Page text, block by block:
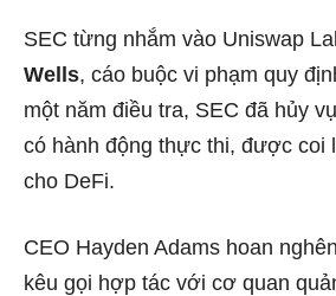
SEC từng nhắm vào Uniswap
Wells, cáo buộc vi phạm quy
một năm điều tra, SEC đã hủy
có hành động thực thi, được coi
cho DeFi.
CEO Hayden Adams hoan
kêu gọi hợp tác với cơ quan